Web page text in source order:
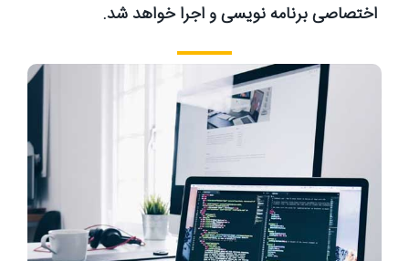
اختصاصی برنامه نویسی و اجرا خواهد شد.